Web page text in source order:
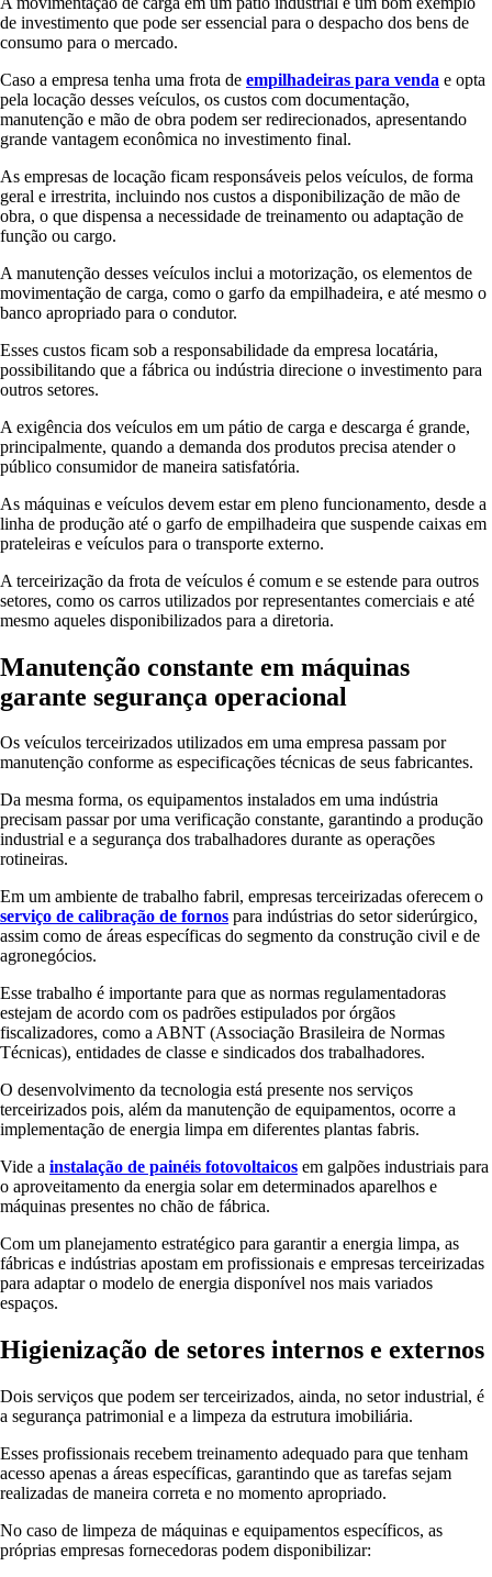
de investimento que pode ser essencial para o despacho dos bens de
consumo para o mercado.
Caso a empresa tenha uma frota de empilhadeiras para venda e opta
pela locação desses veículos, os custos com documentação,
manutenção e mão de obra podem ser redirecionados, apresentando
grande vantagem econômica no investimento final.
As empresas de locação ficam responsáveis pelos veículos, de forma
geral e irrestrita, incluindo nos custos a disponibilização de mão de
obra, o que dispensa a necessidade de treinamento ou adaptação de
função ou cargo.
A manutenção desses veículos inclui a motorização, os elementos de
movimentação de carga, como o garfo da empilhadeira, e até mesmo o
banco apropriado para o condutor.
Esses custos ficam sob a responsabilidade da empresa locatária,
possibilitando que a fábrica ou indústria direcione o investimento para
outros setores.
A exigência dos veículos em um pátio de carga e descarga é grande,
principalmente, quando a demanda dos produtos precisa atender o
público consumidor de maneira satisfatória.
As máquinas e veículos devem estar em pleno funcionamento, desde a
linha de produção até o garfo de empilhadeira que suspende caixas em
prateleiras e veículos para o transporte externo.
A terceirização da frota de veículos é comum e se estende para outros
setores, como os carros utilizados por representantes comerciais e até
mesmo aqueles disponibilizados para a diretoria.
Manutenção constante em máquinas
garante segurança operacional
Os veículos terceirizados utilizados em uma empresa passam por
manutenção conforme as especificações técnicas de seus fabricantes.
Da mesma forma, os equipamentos instalados em uma indústria
precisam passar por uma verificação constante, garantindo a produção
industrial e a segurança dos trabalhadores durante as operações
rotineiras.
Em um ambiente de trabalho fabril, empresas terceirizadas oferecem o
serviço de calibração de fornos para indústrias do setor siderúrgico,
assim como de áreas específicas do segmento da construção civil e de
agronegócios.
Esse trabalho é importante para que as normas regulamentadoras
estejam de acordo com os padrões estipulados por órgãos
fiscalizadores, como a ABNT (Associação Brasileira de Normas
Técnicas), entidades de classe e sindicados dos trabalhadores.
O desenvolvimento da tecnologia está presente nos serviços
terceirizados pois, além da manutenção de equipamentos, ocorre a
implementação de energia limpa em diferentes plantas fabris.
Vide a instalação de painéis fotovoltaicos em galpões industriais para
o aproveitamento da energia solar em determinados aparelhos e
máquinas presentes no chão de fábrica.
Com um planejamento estratégico para garantir a energia limpa, as
fábricas e indústrias apostam em profissionais e empresas terceirizadas
para adaptar o modelo de energia disponível nos mais variados
espaços.
Higienização de setores internos e externos
Dois serviços que podem ser terceirizados, ainda, no setor industrial, é
a segurança patrimonial e a limpeza da estrutura imobiliária.
Esses profissionais recebem treinamento adequado para que tenham
acesso apenas a áreas específicas, garantindo que as tarefas sejam
realizadas de maneira correta e no momento apropriado.
No caso de limpeza de máquinas e equipamentos específicos, as
próprias empresas fornecedoras podem disponibilizar: